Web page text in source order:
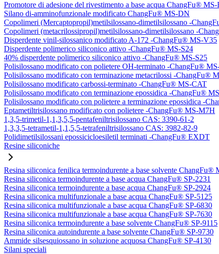
Promotore di adesione del rivestimento a base acqua ChangFu® MS-
Silano di-amminofunzionale modificato ChangFu® MS-DN
Copolimeri (Mercaptopropil)metilsilossano-dimetilsilossano -
Copolimeri (metacrilossipropil)metilsilossano-dimetilsilossano -
Disperdente vinil-silossanico modificato A-172 -ChangFu® MS-V35
Disperdente polimerico siliconico attivo -ChangFu® MS-S24
40% disperdente polimerico siliconico attivo -ChangFu® MS-S25
Polisilossano modificato con polietere OH-terminato -ChangFu®
Polisilossano modificato con terminazione metacrilossi -ChangFu®
Polisilossano modificato carbossi-terminato -ChangFu® MS-CAT
Polisilossano modificato con terminazione epossidica -ChangFu®
Polisilossano modificato con polietere a terminazione epossidica -
Eptametiltrisilossano modificato con polietere -ChangFu® MS-M7H
1,3,5-trimetil-1,1,3,5,5-pentafeniltrisilossano CAS: 3390-61-2
1,3,3,5-tetrametil-1,1,5,5-tetrafeniltrisilossano CAS: 3982-82-9
Polidimetilsilossani epossicicloesiletil terminati -ChangFu® EXDT
Resine siliconiche
Resina siliconica fenilica termoindurente a base solvente ChangFu®
Resina siliconica termoindurente a base acqua ChangFu® SP-2231
Resina siliconica termoindurente a base acqua ChangFu® SP-2924
Resina siliconica multifunzionale a base acqua ChangFu® SP-5125
Resina siliconica multifunzionale a base acqua ChangFu® SP-6830
Resina siliconica multifunzionale a base acqua ChangFu® SP-7630
Resina siliconica termoindurente a base solvente ChangFu® SP-9115
Resina siliconica autoindurente a base solvente ChangFu® SP-9730
Ammide silsesquiossano in soluzione acquosa ChangFu® SP-4130
Silani speciali